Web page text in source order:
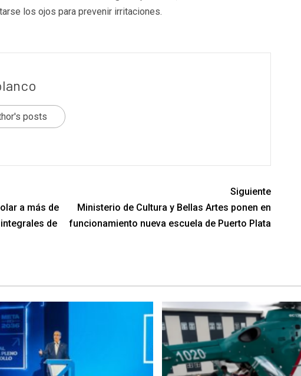
los ojos para prevenir irritaciones.
posts
a más de
de
Siguiente
Ministerio de Cultura y Bellas Artes ponen en
funcionamiento nueva escuela de Puerto Plata